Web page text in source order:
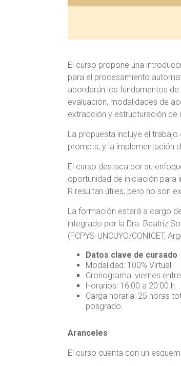
El curso propone una
para el procesamiento
abordarán los fundamentos
evaluación, modalidades de
extracción y estructuración de
La propuesta incluye el
prompts, y la implementación
El curso destaca por su
oportunidad de iniciación
R resultan útiles, pero no son
La formación estará a cargo
integrado por la Dra. Beatriz
(FCPYS-UNCUYO/CONICET,
Datos clave de cursado
Modalidad: 100% Virtual.
Cronograma: viernes
Horarios: 16:00 a 20:00 h.
Carga horaria: 25 horas
posgrado.
Aranceles
El curso cuenta con un